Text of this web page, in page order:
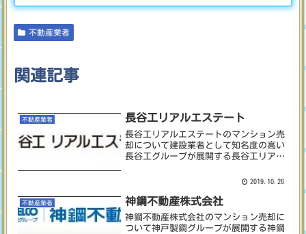
不動産業者
関連記事
不動産業者 長谷工リアルエステート
長谷工リアルエステートのマンション売
却について建設業者として知名度の高い
長谷工グループが展開する長谷工リアル
でおり、マンションの売却事業も行って
取引実績約500件以上。...
2019.10.26
不動産業者 神鋼不動産株式会社
神鋼不動産株式会社のマンション売却に
ついて神戸製鋼グループが展開する神鋼